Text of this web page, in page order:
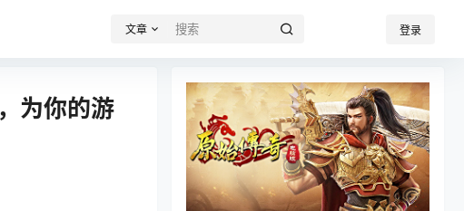
文章 登录
为你的游